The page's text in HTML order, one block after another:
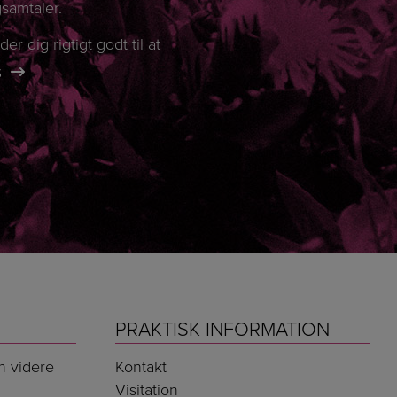
dig rigtigt godt til at
videre
PRAKTISK INFORMATION
Kontakt
Visitation